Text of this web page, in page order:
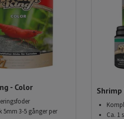
- Color
5mm 3-5 gånger per
Ca. 1